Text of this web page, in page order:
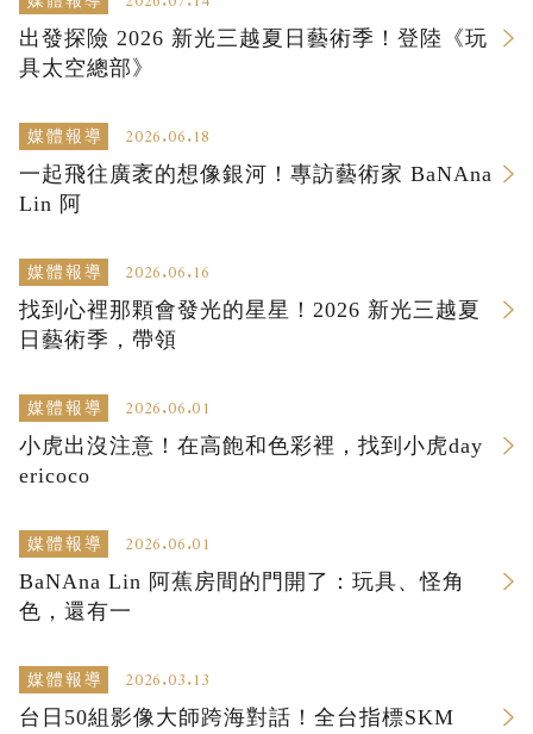
出發探險 2026 新光三越夏日藝術季！登陸《玩
具太空總部》
媒體報導 2026.06.18
一起飛往廣袤的想像銀河！專訪藝術家 BaNAna
Lin 阿
媒體報導 2026.06.16
找到心裡那顆會發光的星星！2026 新光三越夏
日藝術季，帶領
媒體報導 2026.06.01
小虎出沒注意！在高飽和色彩裡，找到小虎day
ericoco
媒體報導 2026.06.01
BaNAna Lin 阿蕉房間的門開了：玩具、怪角
色，還有一
媒體報導 2026.03.13
台日50組影像大師跨海對話！全台指標SKM